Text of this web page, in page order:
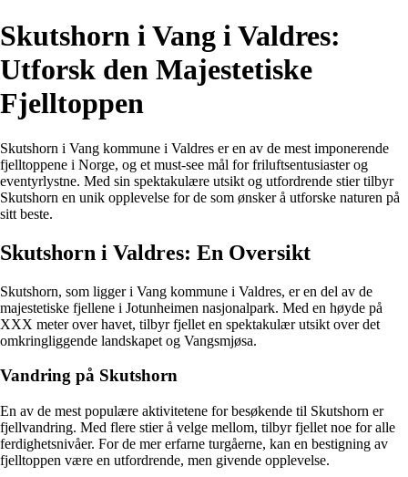
Skutshorn i Vang i Valdres:
Utforsk den Majestetiske
Fjelltoppen
Skutshorn i Vang kommune i Valdres er en av de mest imponerende
fjelltoppene i Norge, og et must-see mål for friluftsentusiaster og
eventyrlystne. Med sin spektakulære utsikt og utfordrende stier tilbyr
Skutshorn en unik opplevelse for de som ønsker å utforske naturen på
sitt beste.
Skutshorn i Valdres: En Oversikt
Skutshorn, som ligger i Vang kommune i Valdres, er en del av de
majestetiske fjellene i Jotunheimen nasjonalpark. Med en høyde på
XXX meter over havet, tilbyr fjellet en spektakulær utsikt over det
omkringliggende landskapet og Vangsmjøsa.
Vandring på Skutshorn
En av de mest populære aktivitetene for besøkende til Skutshorn er
fjellvandring. Med flere stier å velge mellom, tilbyr fjellet noe for alle
ferdighetsnivåer. For de mer erfarne turgåerne, kan en bestigning av
fjelltoppen være en utfordrende, men givende opplevelse.